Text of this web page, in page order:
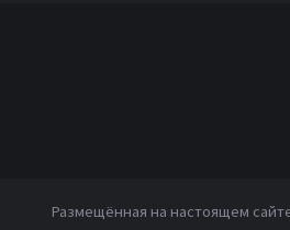
Размещённая на настоящем